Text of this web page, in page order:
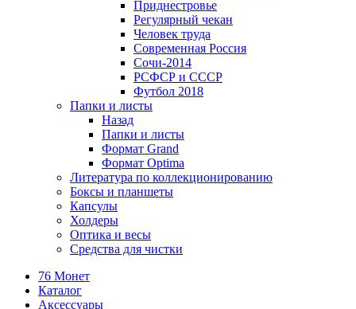
Приднестровье
Регулярный чекан
Человек труда
Современная Россия
Сочи-2014
РСФСР и СССР
Футбол 2018
Папки и листы
Назад
Папки и листы
Формат Grand
Формат Optima
Литература по коллекционированию
Боксы и планшеты
Капсулы
Холдеры
Оптика и весы
Средства для чистки
76 Монет
Каталог
Аксессуары